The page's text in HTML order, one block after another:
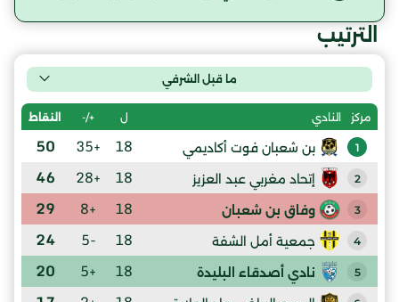
الترتيب
ما قبل الشرفي
مركز النادي ل +/- النقاط
1 بن شعبان فوت أكاديمي 18
+35
50
2 إتحاد مغربي عبد العزيز 18
+28
46
3 وفاق بن شعبان 18
+8
29
4 جمعية أمل الشفة 18
-5
24
5 نادي أصدقاء البليدة 18
+5
20